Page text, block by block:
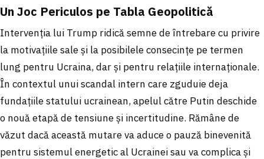
Un Joc Periculos pe Tabla Geopolitică
Intervenția lui Trump ridică semne de întrebare cu privire
la motivațiile sale și la posibilele consecințe pe termen
lung pentru Ucraina, dar și pentru relațiile internaționale.
În contextul unui scandal intern care zguduie deja
fundațiile statului ucrainean, apelul către Putin deschide
o nouă etapă de tensiune și incertitudine. Rămâne de
văzut dacă această mutare va aduce o pauză binevenită
pentru sistemul energetic al Ucrainei sau va complica și